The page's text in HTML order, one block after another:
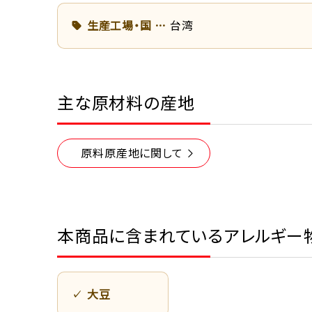
生産工場・国 台湾
主な原材料の産地
原料原産地に関して
本商品に含まれているアレルギー
大豆